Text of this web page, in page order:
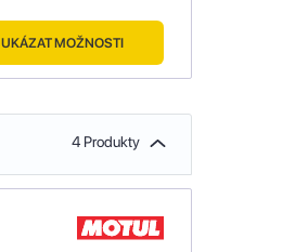
UKÁZAT MOŽNOSTI
4 Produkty